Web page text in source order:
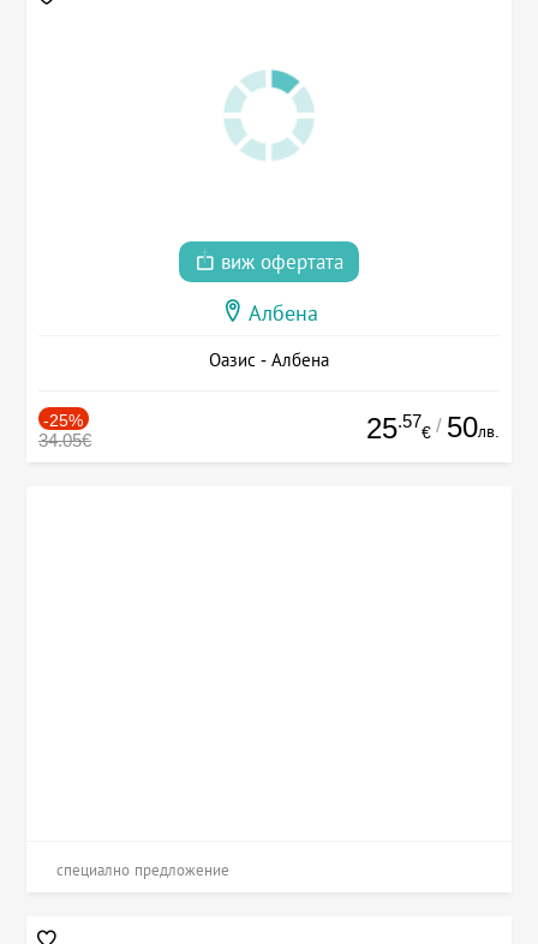
виж офертата
Албена
Оазис - Албена
-25%
34.05€ 25.57
€ / 50лв.
специално предложение